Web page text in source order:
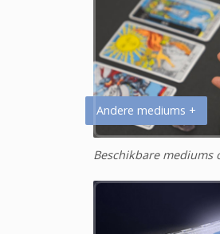
Andere mediums +
Beschikbare